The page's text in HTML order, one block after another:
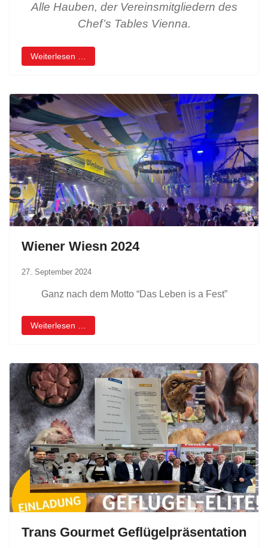
Alle Hauben, der Vereinsmitgliedern des
Chef’s Tables Vienna.
Weiterlesen …
Wiener Wiesn 2024
27. September 2024
Ganz nach dem Motto “Das Leben is a Fest”
Weiterlesen …
Trans Gourmet Geflügelpräsentation